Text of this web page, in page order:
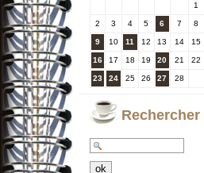
1
2 3 4 5 6 7 8
9 10 11 12 13 14 15
16 17 18 19 20 21 22
23 24 25 26 27 28
Rechercher